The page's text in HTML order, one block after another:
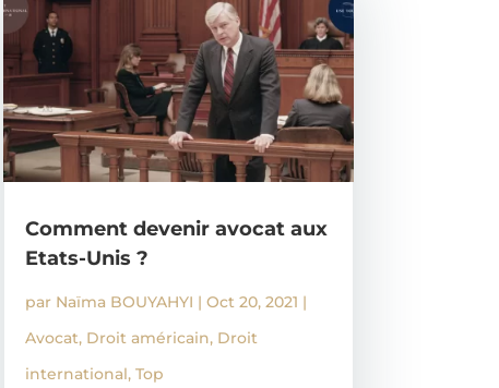
Comment devenir avocat aux
Etats-Unis ?
par Naïma BOUYAHYI | Oct 20, 2021 |
Avocat, Droit américain, Droit
international, Top